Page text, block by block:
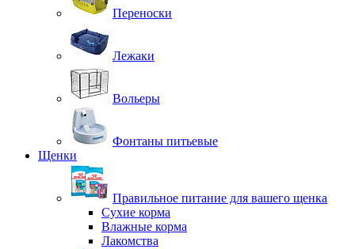
Переноски
Лежаки
Вольеры
Фонтаны питьевые
Щенки
Правильное питание для вашего щенка
Сухие корма
Влажные корма
Лакомства